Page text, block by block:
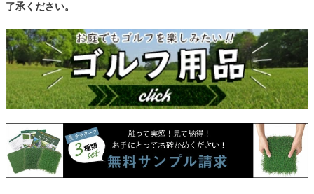
了承ください。